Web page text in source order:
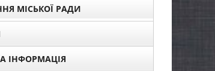
МІСЬКОЇ РАДИ
ІНФОРМАЦІЯ